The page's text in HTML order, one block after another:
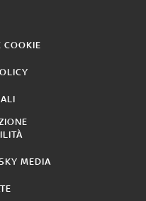
COOKIE
MEDIA